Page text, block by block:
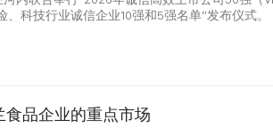
、科技行业诚信企业10强和5强名单”发布仪式。
食品企业的重点市场